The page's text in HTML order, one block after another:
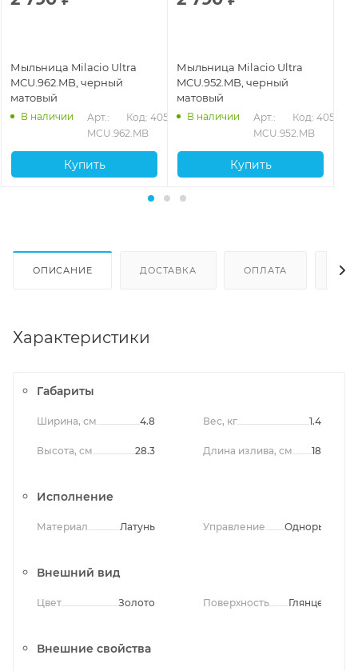
Мыльница Milacio Ultra
MCU.962.MB, черный
матовый
В наличии
Арт.:
MCU.962.MB
Код: 40570
Купить
Мыльница Milacio Ultra
MCU.952.MB, черный
матовый
В наличии
Арт.:
MCU.952.MB
Код: 40567
Купить
ОПИСАНИЕ ДОСТАВКА ОПЛАТА
Характеристики
Габариты
Ширина, см 4.8
Высота, см 28.3
Вес, кг 1.4
Длина излива, см 18
Исполнение
Материал Латунь Управление
Внешний вид
Цвет Золото Поверхность Глянцевая
Внешние свойства